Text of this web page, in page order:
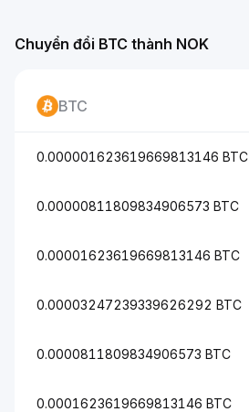
Chuyển đổi BTC thành NOK
BTC
0.000001623619669813146 BTC
0.00000811809834906573 BTC
0.00001623619669813146 BTC
0.00003247239339626292 BTC
0.0000811809834906573 BTC
0.0001623619669813146 BTC